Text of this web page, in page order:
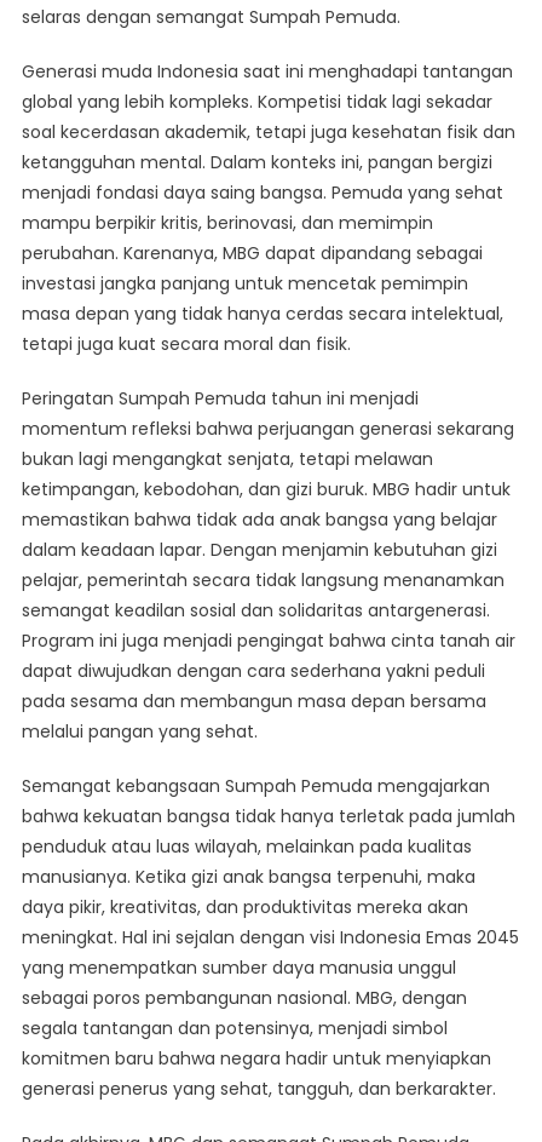
selaras dengan semangat Sumpah Pemuda.
Generasi muda Indonesia saat ini menghadapi tantangan
global yang lebih kompleks. Kompetisi tidak lagi sekadar
soal kecerdasan akademik, tetapi juga kesehatan fisik dan
ketangguhan mental. Dalam konteks ini, pangan bergizi
menjadi fondasi daya saing bangsa. Pemuda yang sehat
mampu berpikir kritis, berinovasi, dan memimpin
perubahan. Karenanya, MBG dapat dipandang sebagai
investasi jangka panjang untuk mencetak pemimpin
masa depan yang tidak hanya cerdas secara intelektual,
tetapi juga kuat secara moral dan fisik.
Peringatan Sumpah Pemuda tahun ini menjadi
momentum refleksi bahwa perjuangan generasi sekarang
bukan lagi mengangkat senjata, tetapi melawan
ketimpangan, kebodohan, dan gizi buruk. MBG hadir untuk
memastikan bahwa tidak ada anak bangsa yang belajar
dalam keadaan lapar. Dengan menjamin kebutuhan gizi
pelajar, pemerintah secara tidak langsung menanamkan
semangat keadilan sosial dan solidaritas antargenerasi.
Program ini juga menjadi pengingat bahwa cinta tanah air
dapat diwujudkan dengan cara sederhana yakni peduli
pada sesama dan membangun masa depan bersama
melalui pangan yang sehat.
Semangat kebangsaan Sumpah Pemuda mengajarkan
bahwa kekuatan bangsa tidak hanya terletak pada jumlah
penduduk atau luas wilayah, melainkan pada kualitas
manusianya. Ketika gizi anak bangsa terpenuhi, maka
daya pikir, kreativitas, dan produktivitas mereka akan
meningkat. Hal ini sejalan dengan visi Indonesia Emas 2045
yang menempatkan sumber daya manusia unggul
sebagai poros pembangunan nasional. MBG, dengan
segala tantangan dan potensinya, menjadi simbol
komitmen baru bahwa negara hadir untuk menyiapkan
generasi penerus yang sehat, tangguh, dan berkarakter.